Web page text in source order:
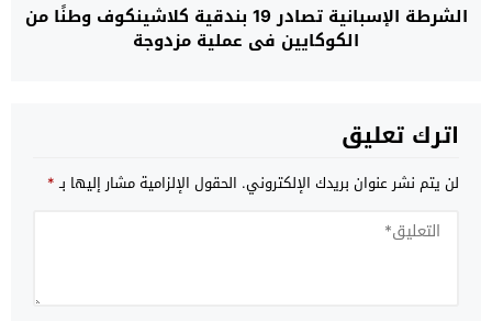
الشرطة الإسبانية تصادر 19 بندقية كلاشينكوف وطنًا من
الكوكايين في عملية مزدوجة
اترك تعليق
لن يتم نشر عنوان بريدك الإلكتروني. الحقول الإلزامية مشار إليها بـ*